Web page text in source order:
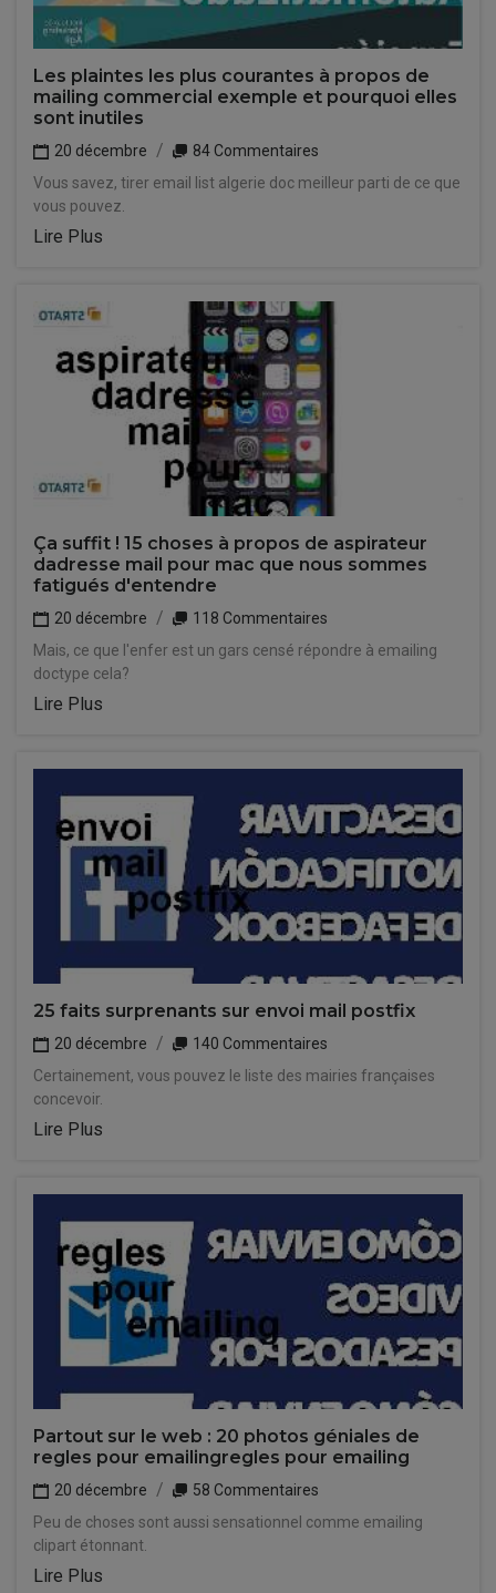
Les plaintes les plus courantes à propos de
mailing commercial exemple et pourquoi elles
sont inutiles
20 décembre
84 Commentaires
Vous savez, tirer email list algerie doc meilleur parti de ce que
vous pouvez.
Lire Plus
Ça suffit ! 15 choses à propos de aspirateur
dadresse mail pour mac que nous sommes
fatigués d'entendre
20 décembre
118 Commentaires
Mais, ce que l'enfer est un gars censé répondre à emailing
doctype cela?
Lire Plus
25 faits surprenants sur envoi mail postfix
20 décembre
140 Commentaires
Certainement, vous pouvez le liste des mairies françaises
concevoir.
Lire Plus
Partout sur le web : 20 photos géniales de
regles pour emailingregles pour emailing
20 décembre
58 Commentaires
Peu de choses sont aussi sensationnel comme emailing
clipart étonnant.
Lire Plus